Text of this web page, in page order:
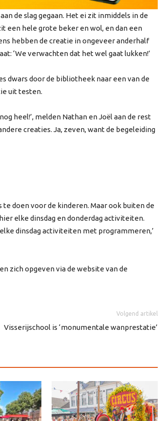
de slag gegaan. Het ei zit inmiddels in de
een hele grote beker en wol, en dan een
hebben de creatie in ongeveer anderhalf
‘We verwachten dat het wel gaat lukken!’
dwars door de bibliotheek naar een van de
uit testen.
heel!’, melden Nathan en Joël aan de rest
creaties. Ja, zeven, want de begeleiding
doen voor de kinderen. Maar ook buiten de
elke dinsdag en donderdag activiteiten.
dinsdag activiteiten met programmeren,’
zich opgeven via de website van de
Volgend artikel
Visserijschool is ‘monumentale wanprestatie’